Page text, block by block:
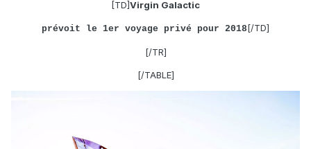
[TD]Virgin Galactic
prévoit le 1er voyage privé pour 2018[/TD]
[/TR]
[/TABLE]